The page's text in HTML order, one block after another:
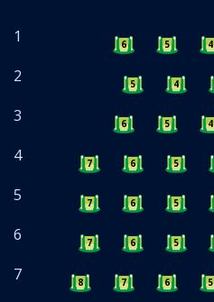
1 6 5 4
2 5 4
3 6 5 4
4 7 6 5
5 7 6 5
6 7 6 5
7 8 7 6 5